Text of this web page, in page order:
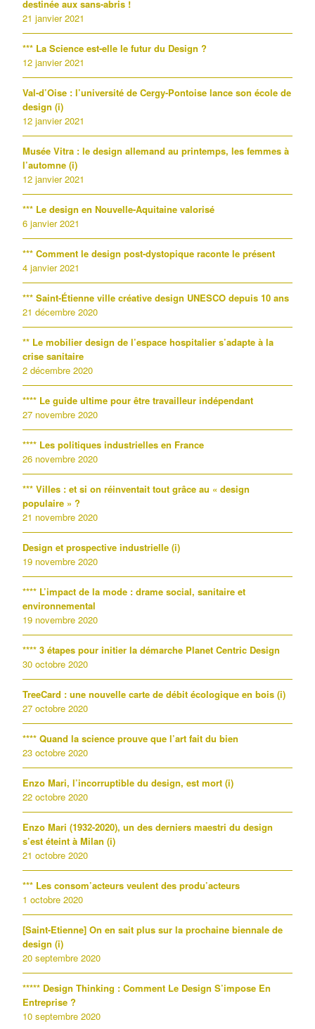
destinée aux sans-abris !
21 janvier 2021
*** La Science est-elle le futur du Design ?
12 janvier 2021
Val-d’Oise : l’université de Cergy-Pontoise lance son école de
design (i)
12 janvier 2021
Musée Vitra : le design allemand au printemps, les femmes à
l’automne (i)
12 janvier 2021
*** Le design en Nouvelle-Aquitaine valorisé
6 janvier 2021
*** Comment le design post-dystopique raconte le présent
4 janvier 2021
*** Saint-Étienne ville créative design UNESCO depuis 10 ans
21 décembre 2020
** Le mobilier design de l’espace hospitalier s’adapte à la
crise sanitaire
2 décembre 2020
**** Le guide ultime pour être travailleur indépendant
27 novembre 2020
**** Les politiques industrielles en France
26 novembre 2020
*** Villes : et si on réinventait tout grâce au « design
populaire » ?
21 novembre 2020
Design et prospective industrielle (i)
19 novembre 2020
**** L’impact de la mode : drame social, sanitaire et
environnemental
19 novembre 2020
**** 3 étapes pour initier la démarche Planet Centric Design
30 octobre 2020
TreeCard : une nouvelle carte de débit écologique en bois (i)
27 octobre 2020
**** Quand la science prouve que l’art fait du bien
23 octobre 2020
Enzo Mari, l’incorruptible du design, est mort (i)
22 octobre 2020
Enzo Mari (1932-2020), un des derniers maestri du design
s’est éteint à Milan (i)
21 octobre 2020
*** Les consom’acteurs veulent des produ’acteurs
1 octobre 2020
[Saint-Etienne] On en sait plus sur la prochaine biennale de
design (i)
20 septembre 2020
***** Design Thinking : Comment Le Design S’impose En
Entreprise ?
10 septembre 2020